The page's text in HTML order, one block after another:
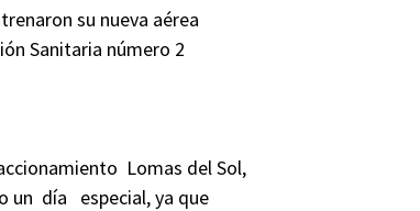
su nueva aérea
Sanitaria número 2
Lomas del Sol,
un día especial, ya que